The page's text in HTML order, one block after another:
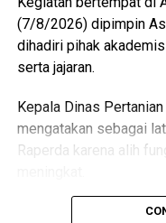
Bagikan ke
WhatsApp
Messenger 0
(7/8/2026) dipimpin
dihadiri pihak
serta jajaran.
Kepala Dinas
mengatakan sebagai
Raperda karena alih
“Penyusunan Raperda